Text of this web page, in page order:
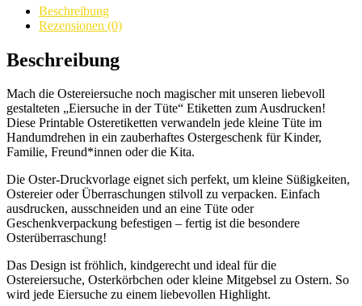
Beschreibung
Rezensionen (0)
Beschreibung
Mach die Ostereiersuche noch magischer mit unseren liebevoll
gestalteten „Eiersuche in der Tüte“ Etiketten zum Ausdrucken!
Diese Printable Osteretiketten verwandeln jede kleine Tüte im
Handumdrehen in ein zauberhaftes Ostergeschenk für Kinder,
Familie, Freund*innen oder die Kita.
Die Oster-Druckvorlage eignet sich perfekt, um kleine Süßigkeiten,
Ostereier oder Überraschungen stilvoll zu verpacken. Einfach
ausdrucken, ausschneiden und an eine Tüte oder
Geschenkverpackung befestigen – fertig ist die besondere
Osterüberraschung!
Das Design ist fröhlich, kindgerecht und ideal für die
Ostereiersuche, Osterkörbchen oder kleine Mitgebsel zu Ostern. So
wird jede Eiersuche zu einem liebevollen Highlight.